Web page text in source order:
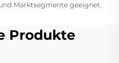
Marktsegmente geeignet.
Produkte